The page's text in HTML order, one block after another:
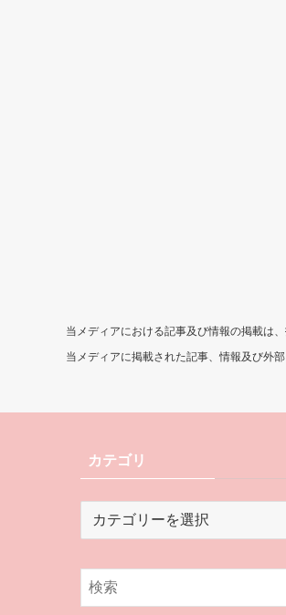
当メディアにおける記事及び情報の掲載は
当メディアに掲載された記事、情報及び外
カテゴリ
リ